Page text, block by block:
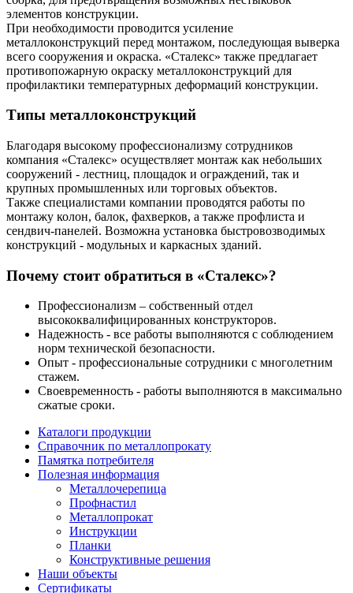
элементов конструкции.
При необходимости проводится усиление
металлоконструкций перед монтажом, последующая выверка
всего сооружения и окраска. «Сталекс» также предлагает
противопожарную окраску металлоконструкций для
профилактики температурных деформаций конструкции.
Типы металлоконструкций
Благодаря высокому профессионализму сотрудников
компания «Сталекс» осуществляет монтаж как небольших
сооружений - лестниц, площадок и ограждений, так и
крупных промышленных или торговых объектов.
Также специалистами компании проводятся работы по
монтажу колон, балок, фахверков, а также профлиста и
сендвич-панелей. Возможна установка быстровозводимых
конструкций - модульных и каркасных зданий.
Почему стоит обратиться в «Сталекс»?
Профессионализм – собственный отдел
высококвалифицированных конструкторов.
Надежность - все работы выполняются с соблюдением
норм технической безопасности.
Опыт - профессиональные сотрудники с многолетним
стажем.
Своевременность - работы выполняются в максимально
сжатые сроки.
Каталоги продукции
Справочник по металлопрокату
Памятка потребителя
Полезная информация
Металлочерепица
Профнастил
Металлопрокат
Инструкции
Планки
Конструктивные решения
Наши объекты
Сертификаты